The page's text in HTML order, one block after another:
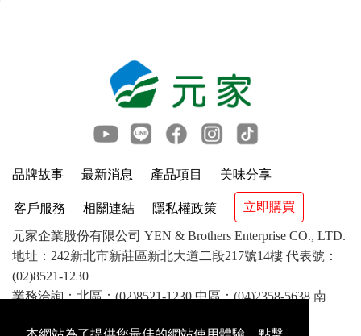
品牌故事 最新消息 產品項目 美味分享
客戶服務 相關連結 隱私權政策 立即購買
元家企業股份有限公司 YEN & Brothers Enterprise CO., LTD.
地址：242新北市新莊區新北大道二段217號14樓 代表號：
(02)8521-1230
業務洽詢：北區：(02)8521-1230 中區：(04)2358-5638 南